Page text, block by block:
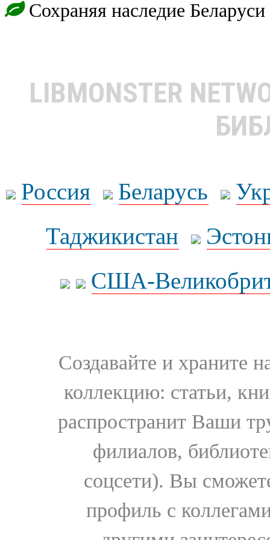
Сохраняя наследие Беларуси
LIBMONSTER
Россия Беларусь
Таджикистан
США-
Создавайте и храните
коллекцию: статьи,
распространит Ваши
филиалов,
соцсети). Вы
профиль с